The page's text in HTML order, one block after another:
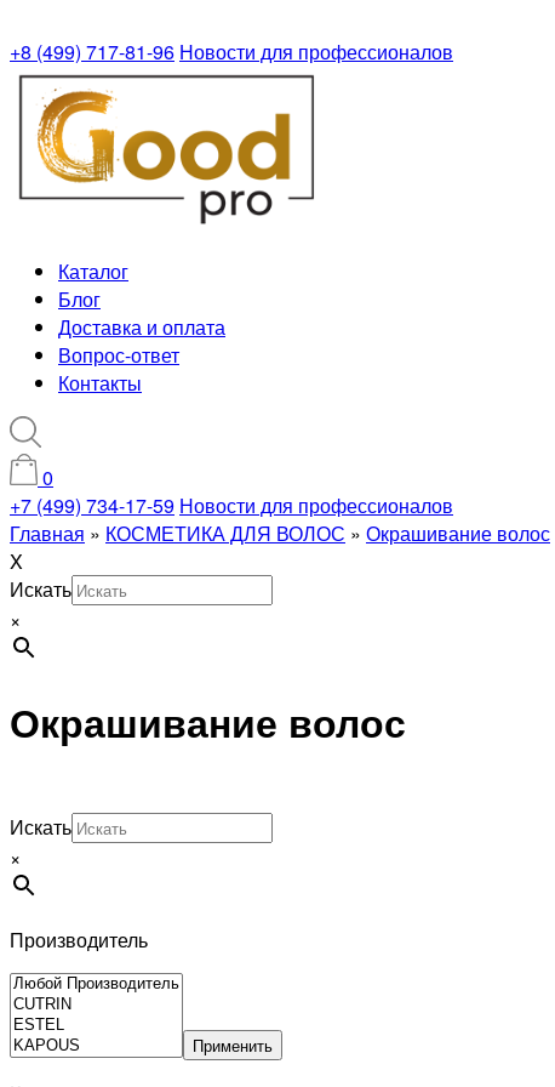
+8 (499) 717-81-96 Новости для профессионалов
Каталог
Блог
Доставка и оплата
Вопрос-ответ
Контакты
0
+7 (499) 734-17-59 Новости для профессионалов
Главная » КОСМЕТИКА ДЛЯ ВОЛОС » Окрашивание волос
X
Искать
×
Окрашивание волос
Искать
×
Производитель
Применить